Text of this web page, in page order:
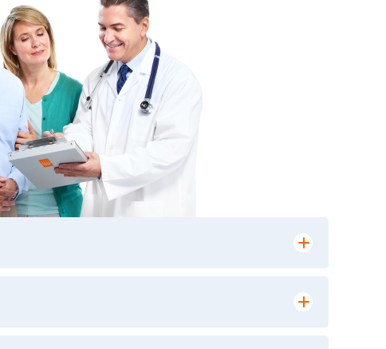
выполнения лабораторных исследований и